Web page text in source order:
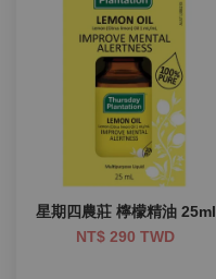
星期四農莊 檸檬精油 25ml
NT$ 290 TWD